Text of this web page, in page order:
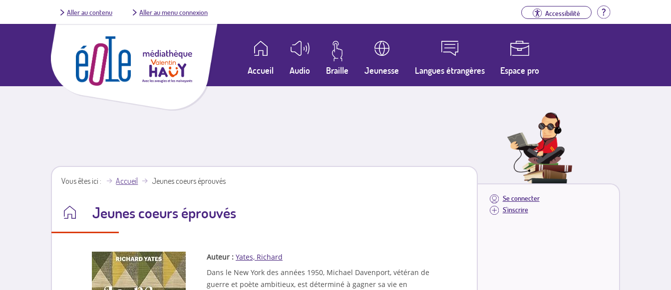
Aller au contenu Aller au menu connexion Accessibilité Aide
Accueil Audio Braille Jeunesse Langues étrangères Espace pro
Se connecter
S'inscrire
Vous êtes ici Accueil Jeunes coeurs éprouvés
Jeunes coeurs éprouvés
Auteur : Yates, Richard
Dans le New York des années 1950, Michael Davenport, vétéran de
guerre et poète ambitieux, est déterminé à gagner sa vie en